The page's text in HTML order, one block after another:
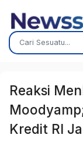
Reaksi
Kredit RI